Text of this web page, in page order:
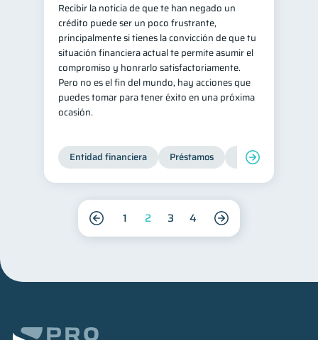
Recibir la noticia de que te han negado un
crédito puede ser un poco frustrante,
principalmente si tienes la convicción de que tu
situación financiera actual te permite asumir el
compromiso y honrarlo satisfactoriamente.
Pero no es el fin del mundo, hay acciones que
puedes tomar para tener éxito en una próxima
ocasión.
Entidad financiera Préstamos Productos
1 2 3 4